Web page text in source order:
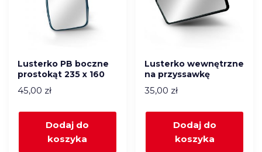
Lusterko PB boczne
prostokąt 235 x 160
45,00 zł
Dodaj do
koszyka
Lusterko wewnętrzne
na przyssawkę
35,00 zł
Dodaj do
koszyka